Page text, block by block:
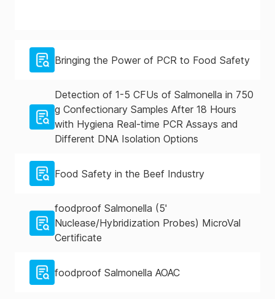
Bringing the Power of PCR to Food Safety
Detection of 1-5 CFUs of Salmonella in 750
g Confectionary Samples After 18 Hours
with Hygiena Real-time PCR Assays and
Different DNA Isolation Options
Food Safety in the Beef Industry
foodproof Salmonella (5'
Nuclease/Hybridization Probes) MicroVal
Certificate
foodproof Salmonella AOAC